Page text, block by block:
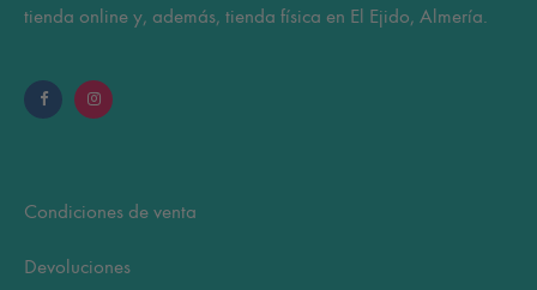
tienda online y, además, tienda física en El Ejido, Almería.
Condiciones de venta
Devoluciones